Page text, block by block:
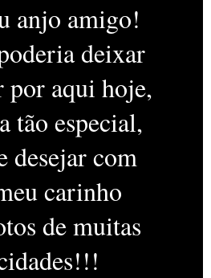
anjo amigo!
deixar
por aqui hoje,
tão especial,
desejar com
carinho
de muitas